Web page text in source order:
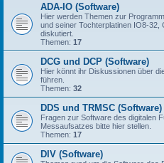
ADA-IO (Software)
Hier werden Themen zur
und seiner Tochterplatinen IO8-32,
diskutiert.
Themen: 17
DCG und DCP (Software)
Hier könnt ihr Diskussionen über
führen.
Themen: 32
DDS und TRMSC (Software)
Fragen zur Software des digitalen
Messaufsatzes bitte hier stellen.
Themen: 17
DIV (Software)